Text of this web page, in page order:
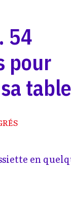
54
pour
table
en